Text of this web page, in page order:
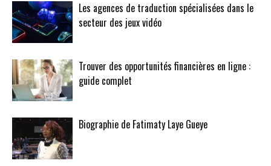
Les agences de traduction spécialisées dans le
secteur des jeux vidéo
Trouver des opportunités financières en ligne :
guide complet
Biographie de Fatimaty Laye Gueye